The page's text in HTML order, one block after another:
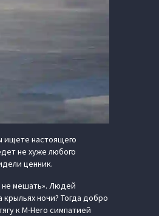
ищете настоящего
не хуже любого
ценник.
не мешать». Людей
ночи? Тогда добро
к M-Hero симпатией